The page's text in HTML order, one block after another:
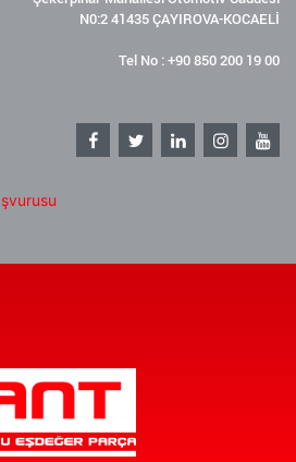
N0:2 41435 ÇAYIROVA-KOCAELİ
Tel No : +90 850 200 19 00